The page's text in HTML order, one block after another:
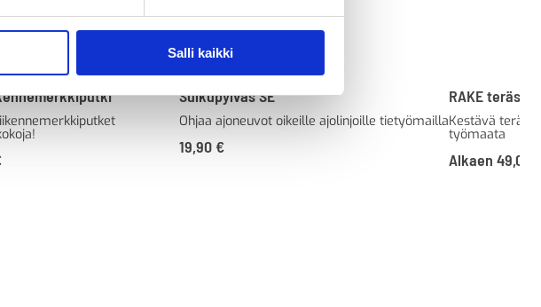
Salli kaikki
Sulkupylväs SE
Ohjaa ajoneuvot oikeille ajolinjoille tietyömailla
19,90 €
RAKE
Kestävä
työmaata
Alkaen 49,00